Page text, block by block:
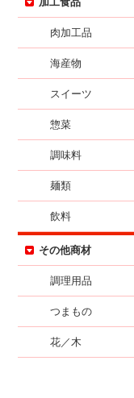
肉加工品
海産物
スイーツ
惣菜
調味料
麺類
飲料
その他商材
調理用品
つまもの
花／木